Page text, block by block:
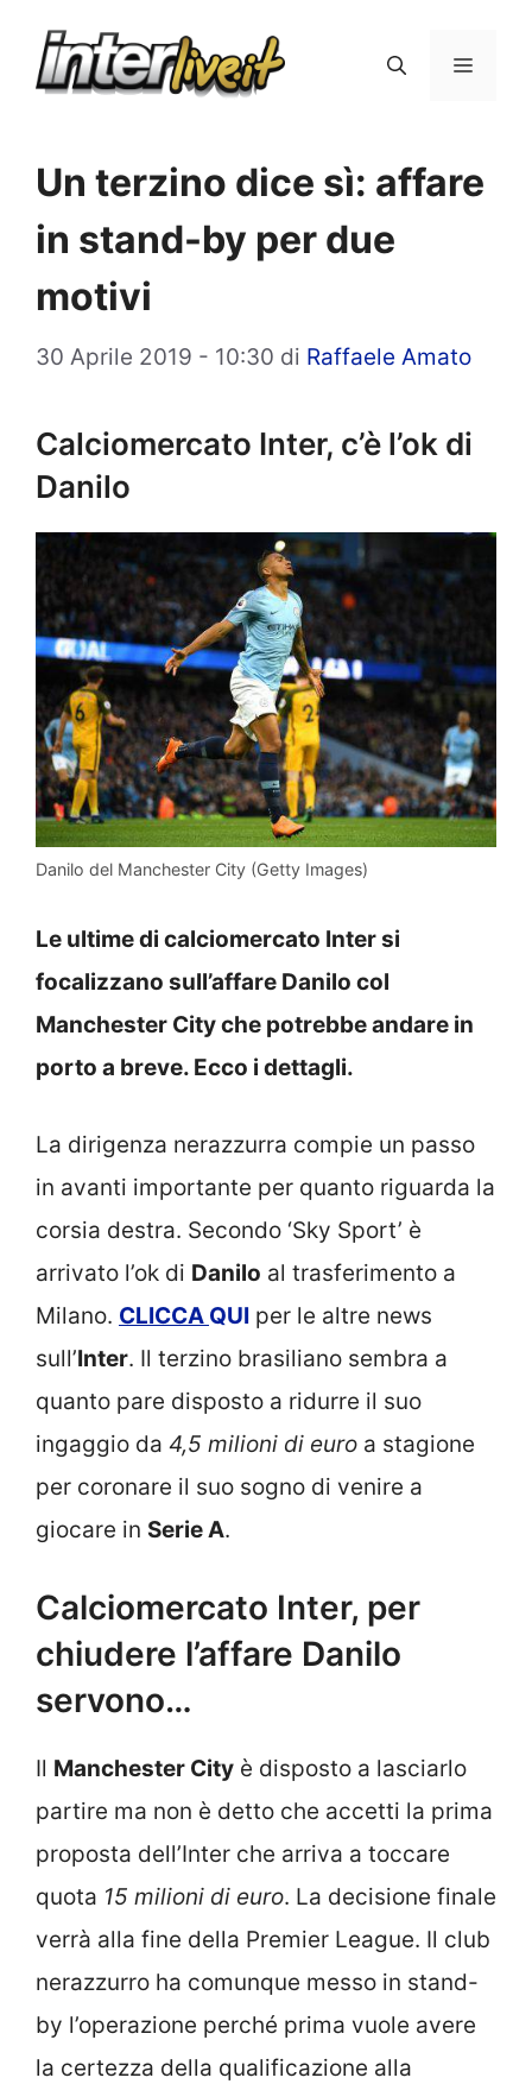
Menu
Un terzino dice sì: affare
in stand-by per due
motivi
30 Aprile 2019 - 10:30 di Raffaele Amato
Calciomercato Inter, c’è l’ok di
Danilo
Danilo del Manchester City (Getty Images)
Le ultime di calciomercato Inter si
focalizzano sull’affare Danilo col
Manchester City che potrebbe andare in
porto a breve. Ecco i dettagli.
La dirigenza nerazzurra compie un passo
in avanti importante per quanto riguarda la
corsia destra. Secondo ‘Sky Sport’ è
arrivato l’ok di Danilo al trasferimento a
Milano. CLICCA QUI per le altre news
sull’Inter. Il terzino brasiliano sembra a
quanto pare disposto a ridurre il suo
ingaggio da 4,5 milioni di euro a stagione
per coronare il suo sogno di venire a
giocare in Serie A.
Calciomercato Inter, per
chiudere l’affare Danilo
servono…
Il Manchester City è disposto a lasciarlo
partire ma non è detto che accetti la prima
proposta dell’Inter che arriva a toccare
quota 15 milioni di euro. La decisione finale
verrà alla fine della Premier League. Il club
nerazzurro ha comunque messo in stand-
by l’operazione perché prima vuole avere
la certezza della qualificazione alla